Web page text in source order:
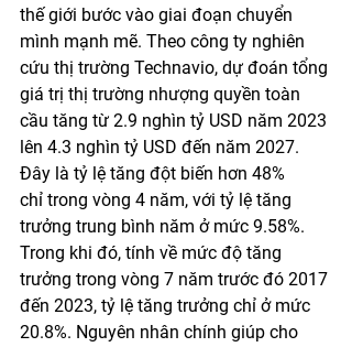
thế giới bước vào giai đoạn chuyển
mình mạnh mẽ. Theo công ty nghiên
cứu thị trường Technavio, dự đoán tổng
giá trị thị trường nhượng quyền toàn
cầu tăng từ 2.9 nghìn tỷ USD năm 2023
lên 4.3 nghìn tỷ USD đến năm 2027.
Đây là tỷ lệ tăng đột biến hơn 48%
chỉ trong vòng 4 năm, với tỷ lệ tăng
trưởng trung bình năm ở mức 9.58%.
Trong khi đó, tính về mức độ tăng
trưởng trong vòng 7 năm trước đó 2017
đến 2023, tỷ lệ tăng trưởng chỉ ở mức
20.8%. Nguyên nhân chính giúp cho